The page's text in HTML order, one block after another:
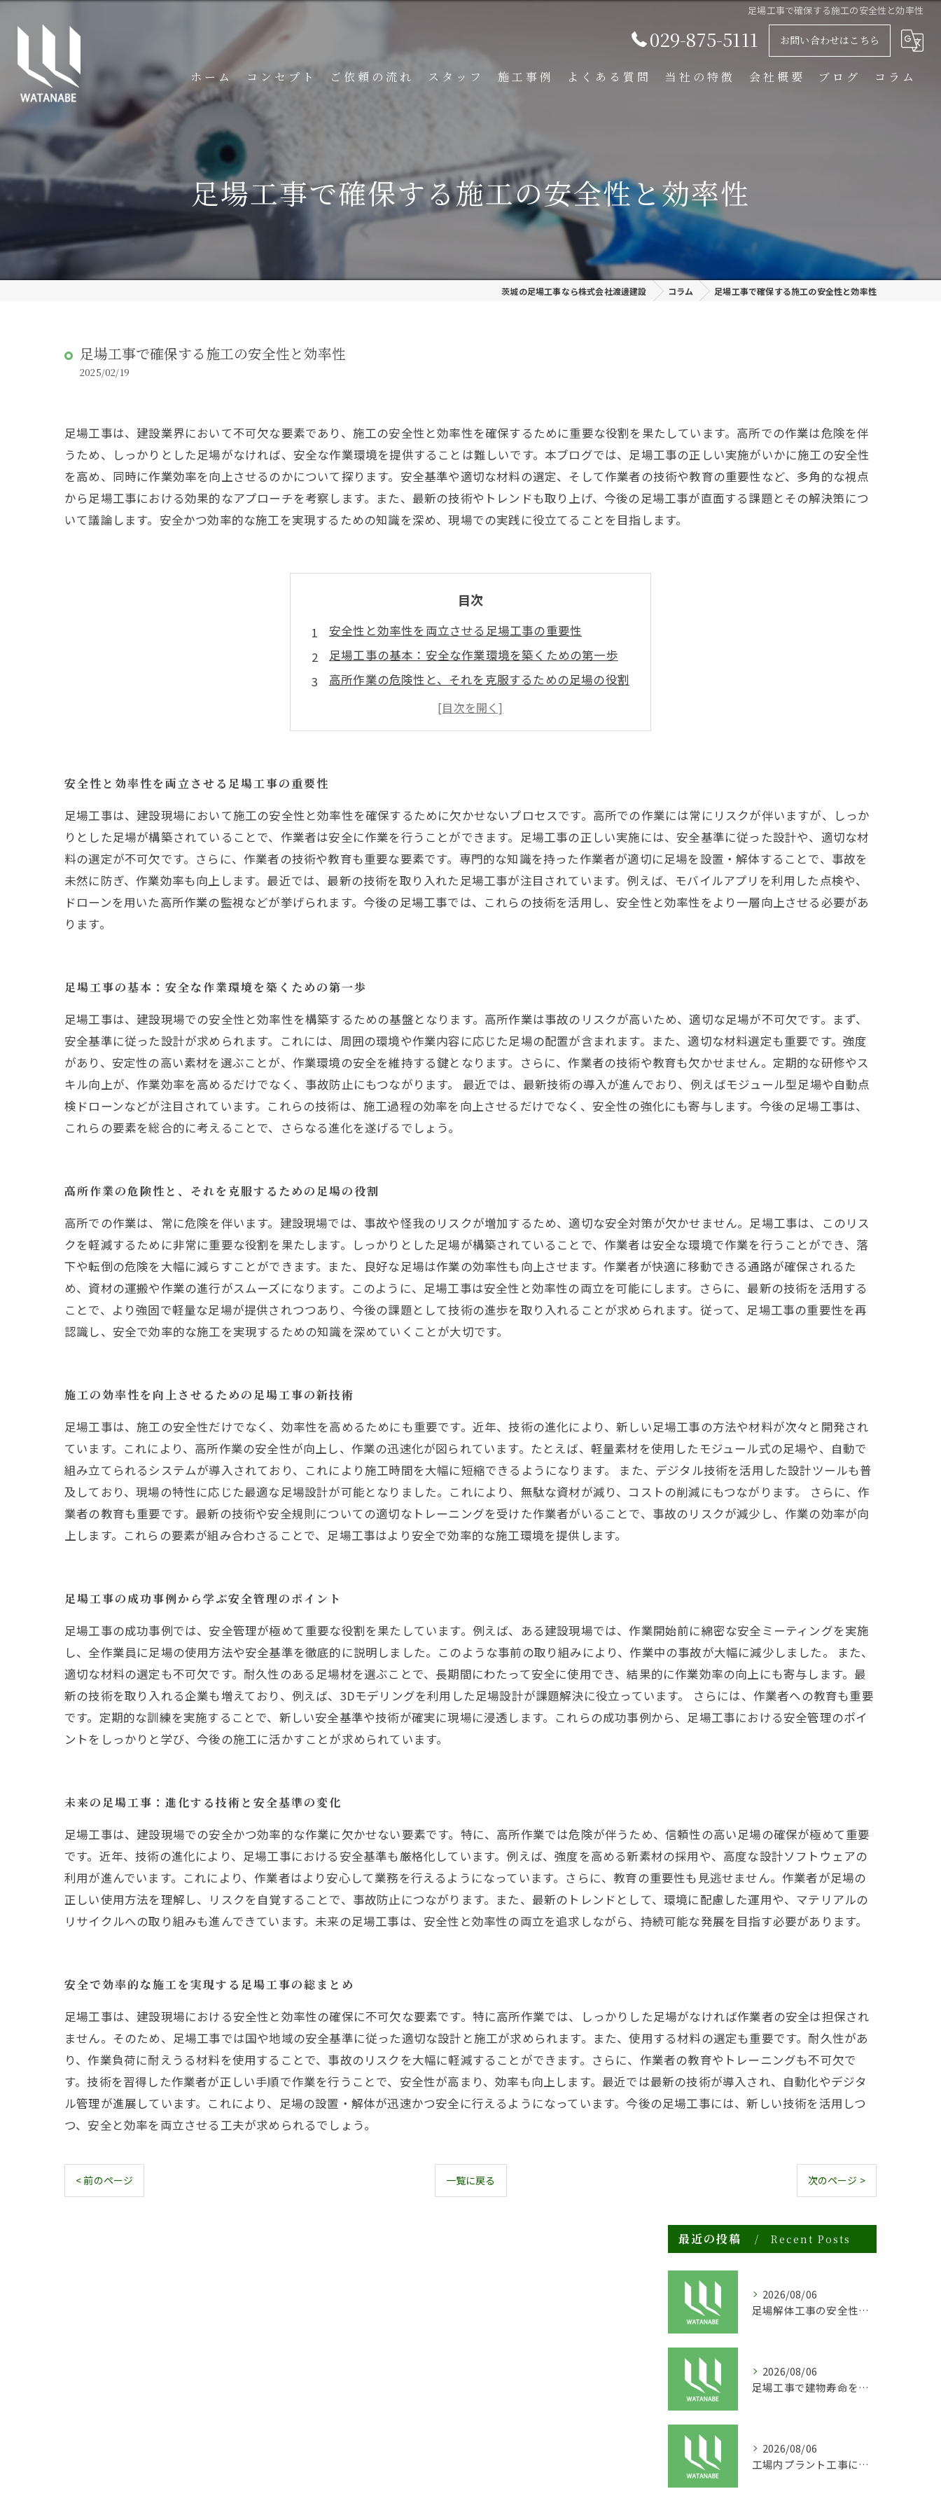
足場工事で確保する施工の安全性と効率性
029-875-5111 お問い合わせはこちら
ホーム コンセプト ご依頼の流れ スタッフ 施工事例 よくある質問 当社の特徴
プラント工事
リース
会社概要 ブログ コラム
足場工事で確保する施工の安全性と効率性
茨城の足場工事なら株式会社渡邊建設 コラム 足場工事で確保する施工の安全性と効率性
足場工事で確保する施工の安全性と効率性
2025/02/19
足場工事は、建設業界において不可欠な要素であり、施工の安全性と効率性を確保するために重要な役割を果たしています。高所での作業は危険を伴
うため、しっかりとした足場がなければ、安全な作業環境を提供することは難しいです。本ブログでは、足場工事の正しい実施がいかに施工の安全性
を高め、同時に作業効率を向上させるのかについて探ります。安全基準や適切な材料の選定、そして作業者の技術や教育の重要性など、多角的な視点
から足場工事における効果的なアプローチを考察します。また、最新の技術やトレンドも取り上げ、今後の足場工事が直面する課題とその解決策につ
いて議論します。安全かつ効率的な施工を実現するための知識を深め、現場での実践に役立てることを目指します。
目次
安全性と効率性を両立させる足場工事の重要性
足場工事の基本：安全な作業環境を築くための第一歩
高所作業の危険性と、それを克服するための足場の役割
施工の効率性を向上させるための足場工事の新技術
足場工事の成功事例から学ぶ安全管理のポイント
安全性と効率性を両立させる足場工事の重要性
足場工事は、建設現場において施工の安全性と効率性を確保するために欠かせないプロセスです。高所での作業には常にリスクが伴いますが、しっか
りとした足場が構築されていることで、作業者は安全に作業を行うことができます。足場工事の正しい実施には、安全基準に従った設計や、適切な材
料の選定が不可欠です。さらに、作業者の技術や教育も重要な要素です。専門的な知識を持った作業者が適切に足場を設置・解体することで、事故を
未然に防ぎ、作業効率も向上します。最近では、最新の技術を取り入れた足場工事が注目されています。例えば、モバイルアプリを利用した点検や、
ドローンを用いた高所作業の監視などが挙げられます。今後の足場工事では、これらの技術を活用し、安全性と効率性をより一層向上させる必要があ
ります。
足場工事の基本：安全な作業環境を築くための第一歩
足場工事は、建設現場での安全性と効率性を構築するための基盤となります。高所作業は事故のリスクが高いため、適切な足場が不可欠です。まず、
安全基準に従った設計が求められます。これには、周囲の環境や作業内容に応じた足場の配置が含まれます。また、適切な材料選定も重要です。強度
があり、安定性の高い素材を選ぶことが、作業環境の安全を維持する鍵となります。さらに、作業者の技術や教育も欠かせません。定期的な研修やス
キル向上が、作業効率を高めるだけでなく、事故防止にもつながります。 最近では、最新技術の導入が進んでおり、例えばモジュール型足場や自動点
検ドローンなどが注目されています。これらの技術は、施工過程の効率を向上させるだけでなく、安全性の強化にも寄与します。今後の足場工事は、
これらの要素を総合的に考えることで、さらなる進化を遂げるでしょう。
高所作業の危険性と、それを克服するための足場の役割
高所での作業は、常に危険を伴います。建設現場では、事故や怪我のリスクが増加するため、適切な安全対策が欠かせません。足場工事は、このリス
クを軽減するために非常に重要な役割を果たします。しっかりとした足場が構築されていることで、作業者は安全な環境で作業を行うことができ、落
下や転倒の危険を大幅に減らすことができます。また、良好な足場は作業の効率性も向上させます。作業者が快適に移動できる通路が確保されるた
め、資材の運搬や作業の進行がスムーズになります。このように、足場工事は安全性と効率性の両立を可能にします。さらに、最新の技術を活用する
ことで、より強固で軽量な足場が提供されつつあり、今後の課題として技術の進歩を取り入れることが求められます。従って、足場工事の重要性を再
認識し、安全で効率的な施工を実現するための知識を深めていくことが大切です。
施工の効率性を向上させるための足場工事の新技術
足場工事は、施工の安全性だけでなく、効率性を高めるためにも重要です。近年、技術の進化により、新しい足場工事の方法や材料が次々と開発され
ています。これにより、高所作業の安全性が向上し、作業の迅速化が図られています。たとえば、軽量素材を使用したモジュール式の足場や、自動で
組み立てられるシステムが導入されており、これにより施工時間を大幅に短縮できるようになります。 また、デジタル技術を活用した設計ツールも普
及しており、現場の特性に応じた最適な足場設計が可能となりました。これにより、無駄な資材が減り、コストの削減にもつながります。 さらに、作
業者の教育も重要です。最新の技術や安全規則についての適切なトレーニングを受けた作業者がいることで、事故のリスクが減少し、作業の効率が向
上します。これらの要素が組み合わさることで、足場工事はより安全で効率的な施工環境を提供します。
足場工事の成功事例から学ぶ安全管理のポイント
足場工事の成功事例では、安全管理が極めて重要な役割を果たしています。例えば、ある建設現場では、作業開始前に綿密な安全ミーティングを実施
し、全作業員に足場の使用方法や安全基準を徹底的に説明しました。このような事前の取り組みにより、作業中の事故が大幅に減少しました。 また、
適切な材料の選定も不可欠です。耐久性のある足場材を選ぶことで、長期間にわたって安全に使用でき、結果的に作業効率の向上にも寄与します。最
新の技術を取り入れる企業も増えており、例えば、3Dモデリングを利用した足場設計が課題解決に役立っています。 さらには、作業者への教育も重要
です。定期的な訓練を実施することで、新しい安全基準や技術が確実に現場に浸透します。これらの成功事例から、足場工事における安全管理のポイ
ントをしっかりと学び、今後の施工に活かすことが求められています。
未来の足場工事：進化する技術と安全基準の変化
足場工事は、建設現場での安全かつ効率的な作業に欠かせない要素です。特に、高所作業では危険が伴うため、信頼性の高い足場の確保が極めて重要
です。近年、技術の進化により、足場工事における安全基準も厳格化しています。例えば、強度を高める新素材の採用や、高度な設計ソフトウェアの
利用が進んでいます。これにより、作業者はより安心して業務を行えるようになっています。さらに、教育の重要性も見逃せません。作業者が足場の
正しい使用方法を理解し、リスクを自覚することで、事故防止につながります。また、最新のトレンドとして、環境に配慮した運用や、マテリアルの
リサイクルへの取り組みも進んできています。未来の足場工事は、安全性と効率性の両立を追求しながら、持続可能な発展を目指す必要があります。
安全で効率的な施工を実現する足場工事の総まとめ
足場工事は、建設現場における安全性と効率性の確保に不可欠な要素です。特に高所作業では、しっかりした足場がなければ作業者の安全は担保され
ません。そのため、足場工事では国や地域の安全基準に従った適切な設計と施工が求められます。また、使用する材料の選定も重要です。耐久性があ
り、作業負荷に耐えうる材料を使用することで、事故のリスクを大幅に軽減することができます。さらに、作業者の教育やトレーニングも不可欠で
す。技術を習得した作業者が正しい手順で作業を行うことで、安全性が高まり、効率も向上します。最近では最新の技術が導入され、自動化やデジタ
ル管理が進展しています。これにより、足場の設置・解体が迅速かつ安全に行えるようになっています。今後の足場工事には、新しい技術を活用しつ
つ、安全と効率を両立させる工夫が求められるでしょう。
< 前のページ 一覧に戻る 次のページ >
最近の投稿 Recent Posts
2026/08/06
足場解体工事の安全性と効率化のポイント
2026/08/06
足場工事で建物寿命を守る外装塗装の重要性
2026/08/06
工場内プラント工事に適した足場の安全対策と実践例